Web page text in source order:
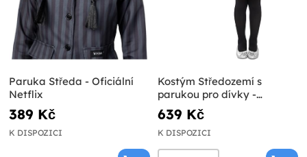
Paruka Středa - Oficiální
Netflix
389 Kč
K DISPOZICI
Kostým Středozemí s
parukou pro dívky -
Addamsova rodina
639 Kč
K DISPOZICI